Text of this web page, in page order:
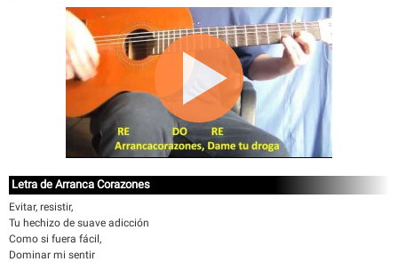
Letra de Arranca Corazones
Evitar, resistir,
Tu hechizo de suave adicción
Como si fuera fácil,
Dominar mi sentir